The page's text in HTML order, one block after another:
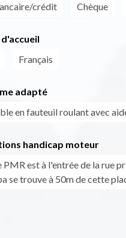
crédit
Chèque
Français
adapté
en fauteuil roulant avec
handicap moteur
PMR est à l'entrée de la rue
se trouve à 50m de cette